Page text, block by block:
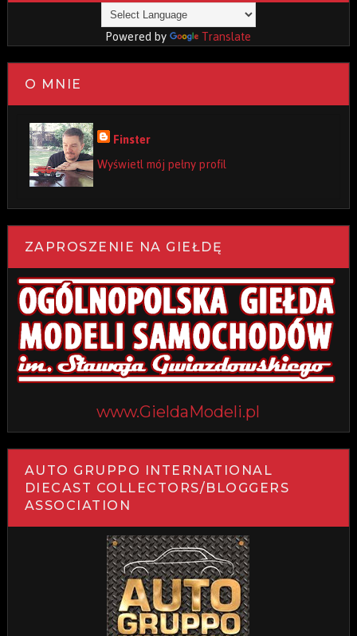
Powered by Translate
O MNIE
Finster
Wyświetl mój pełny profil
ZAPROSZENIE NA GIEŁDĘ
www.GieldaModeli.pl
AUTO GRUPPO INTERNATIONAL
DIECAST COLLECTORS/BLOGGERS
ASSOCIATION